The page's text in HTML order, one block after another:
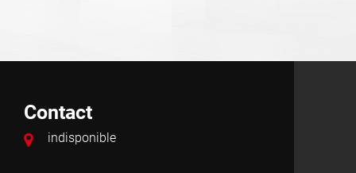
Contact
indisponible